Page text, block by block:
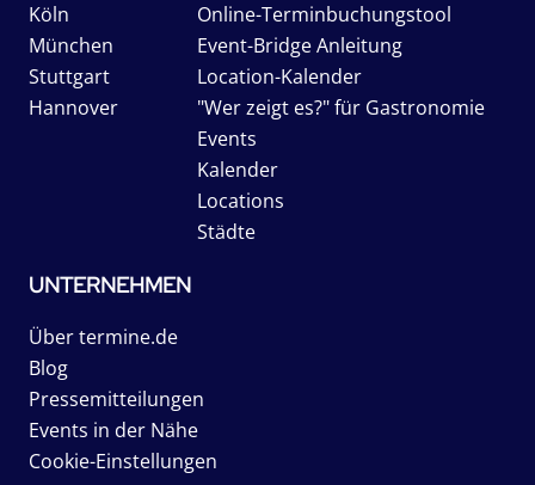
Köln
München
Stuttgart
Hannover
Online-Terminbuchungstool
Event-Bridge Anleitung
Location-Kalender
"Wer zeigt es?" für Gastronomie
Events
Kalender
Locations
Städte
UNTERNEHMEN
Über termine.de
Blog
Pressemitteilungen
Events in der Nähe
Cookie-Einstellungen